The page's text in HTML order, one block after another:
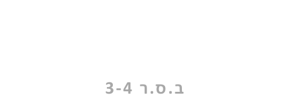
ב.ס.ר 3-4